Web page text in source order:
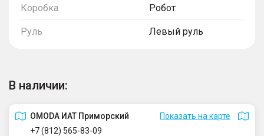
Коробка Робот
Руль Левый руль
В наличии:
OMODA ИАТ Приморский
Показать на карте
+7 (812) 565-83-09